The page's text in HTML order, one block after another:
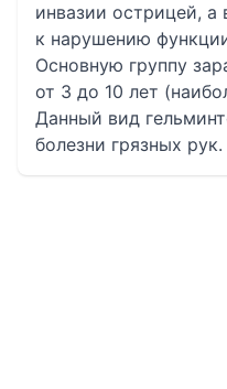
инвазии острицей, а
к нарушению
Основную группу
от 3 до 10 лет
Данный вид
болезни грязных рук.